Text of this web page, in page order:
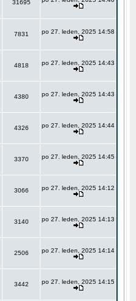
31695
7831 po 27. leden, 2025 14:58
4818 po 27. leden, 2025 14:43
4380 po 27. leden, 2025 14:43
4326 po 27. leden, 2025 14:44
3370 po 27. leden, 2025 14:45
3066 po 27. leden, 2025 14:12
3140 po 27. leden, 2025 14:13
2506 po 27. leden, 2025 14:14
3442 po 27. leden, 2025 14:15